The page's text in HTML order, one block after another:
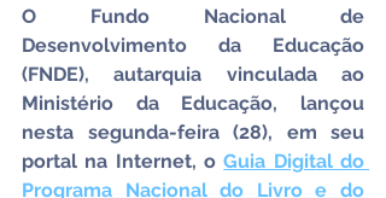
O Fundo Nacional de
Desenvolvimento da Educação
(FNDE), autarquia vinculada ao
Ministério da Educação, lançou
nesta segunda-feira (28), em seu
portal na Internet, o Guia Digital do
Programa Nacional do Livro e do